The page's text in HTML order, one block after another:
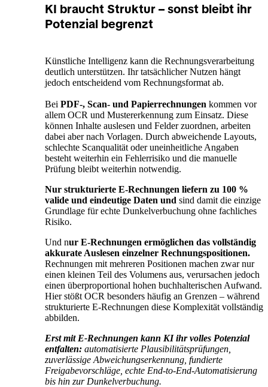
KI braucht Struktur – sonst bleibt ihr
Potenzial begrenzt
Künstliche Intelligenz kann die Rechnungsverarbeitung
deutlich unterstützen. Ihr tatsächlicher Nutzen hängt
jedoch entscheidend vom Rechnungsformat ab.
Bei PDF-, Scan- und Papierrechnungen kommen vor
allem OCR und Mustererkennung zum Einsatz. Diese
können Inhalte auslesen und Felder zuordnen, arbeiten
dabei aber nach Vorlagen. Durch abweichende Layouts,
schlechte Scanqualität oder uneinheitliche Angaben
besteht weiterhin ein Fehlerrisiko und die manuelle
Prüfung bleibt weiterhin notwendig.
Nur strukturierte E-Rechnungen liefern zu 100 %
valide und eindeutige Daten und sind damit die einzige
Grundlage für echte Dunkelverbuchung ohne fachliches
Risiko.
Und nur E-Rechnungen ermöglichen das vollständig
akkurate Auslesen einzelner Rechnungspositionen.
Rechnungen mit mehreren Positionen machen zwar nur
einen kleinen Teil des Volumens aus, verursachen jedoch
einen überproportional hohen buchhalterischen Aufwand.
Hier stößt OCR besonders häufig an Grenzen – während
strukturierte E-Rechnungen diese Komplexität vollständig
abbilden.
Erst mit E-Rechnungen kann KI ihr volles Potenzial
entfalten: automatisierte Plausibilitätsprüfungen,
zuverlässige Abweichungserkennung, fundierte
Freigabevorschläge, echte End-to-End-Automatisierung
bis hin zur Dunkelverbuchung.